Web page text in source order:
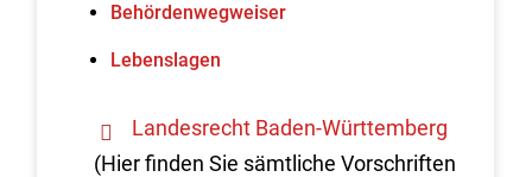
Behördenwegweiser
Lebenslagen
Landesrecht Baden-Württemberg
(Hier finden Sie sämtliche Vorschriften